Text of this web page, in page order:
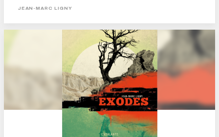
et ouvre son roman sur Pradeesh Gorayan. Celui-ci vit, avec son épouse et sa
Léman....
JEAN-MARC LIGNY